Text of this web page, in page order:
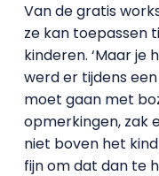
Van de gratis
ze kan toepassen
kinderen. ‘Maar je
werd er tijdens
moet gaan met
opmerkingen, zak
niet boven het
fijn om dat dan te